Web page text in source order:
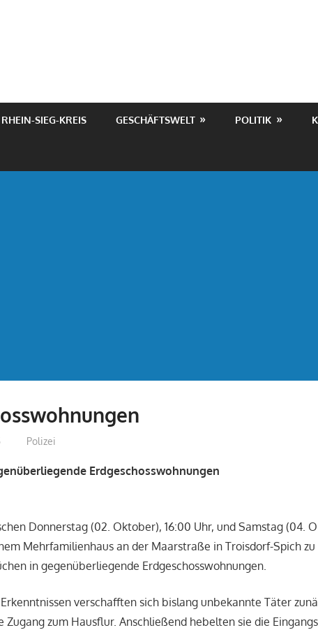
RHEIN-SIEG-KREIS GESCHÄFTSWELT POLITIK
treffpunkt
Polizei
Erdgeschosswohnungen
Donnerstag (02. Oktober), 16:00 Uhr, und Samstag (04.
Mehrfamilienhaus an der Maarstraße in Troisdorf-Spich
in gegenüberliegende Erdgeschosswohnungen.
verschafften sich bislang unbekannte Täter
Zugang zum Hausflur. Anschließend hebelten sie die